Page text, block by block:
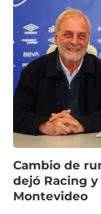
Cambio de
dejó Racing
Montevideo